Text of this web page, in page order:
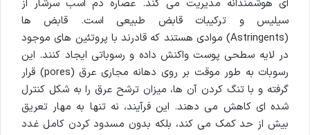
ای هوشمندانه مدیریت می کند. عصاره دم اسب سرشار از
سیلیس و ترکیبات قابض طبیعی است. قابض ها
(Astringents) موادی هستند که قادرند با پروتئین های موجود
در لایه سطحی پوست واکنش داده و رسوباتی ایجاد کنند. این
رسوبات به طور موقت بر روی دهانه مجاری عرق (pores) قرار
گرفته و با تنگ کردن آن ها، میزان ترشح عرق را به شکل کنترل
شده ای کاهش می دهند. این فرآیند، نه تنها به مهار تعریق
بیش از حد کمک می کند، بلکه بدون مسدود کردن کامل غدد